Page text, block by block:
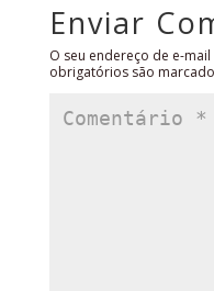
Enviar
O seu endereço de e-
obrigatórios são